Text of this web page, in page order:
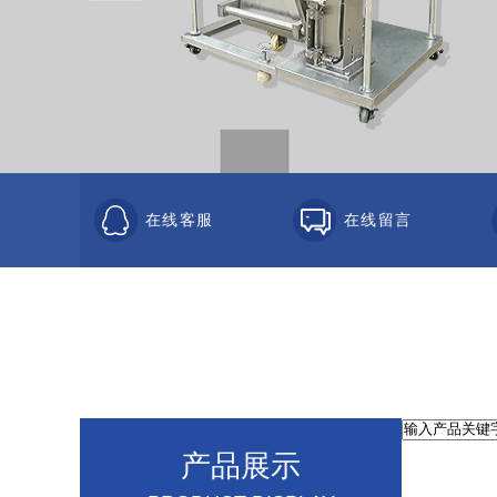
在线客服 在线留言
产品展示